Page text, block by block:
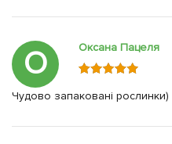
О Оксана Пацеля
Чудово запаковані рослинки)